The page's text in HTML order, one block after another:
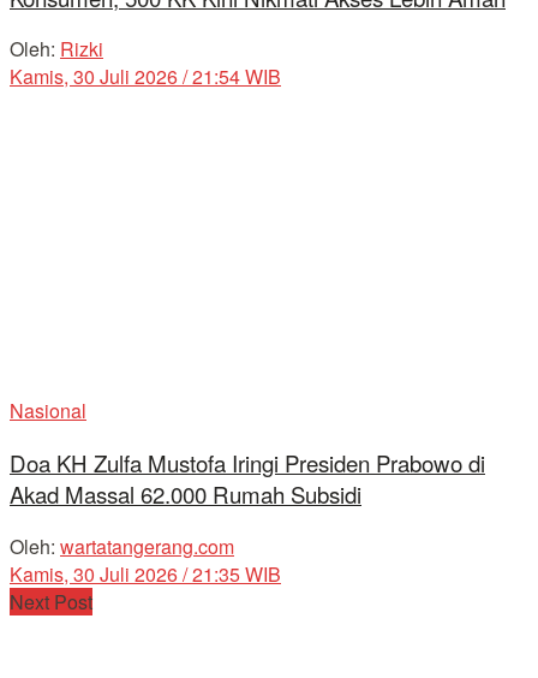
Oleh: Rizki
Kamis, 30 Juli 2026 / 21:54 WIB
Nasional
Doa KH Zulfa Mustofa Iringi Presiden Prabowo di
Akad Massal 62.000 Rumah Subsidi
Oleh: wartatangerang.com
Kamis, 30 Juli 2026 / 21:35 WIB
Next Post